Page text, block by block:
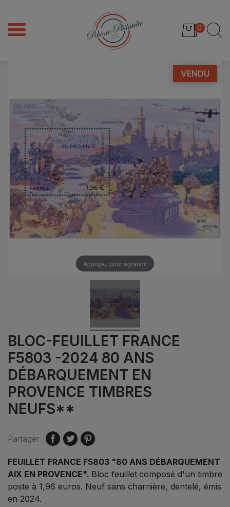
0
VENDU
Appuyez pour agrandir
BLOC-FEUILLET FRANCE
F5803 -2024 80 ANS
DÉBARQUEMENT EN
PROVENCE TIMBRES
NEUFS**
Partager
FEUILLET FRANCE F5803 "80 ANS DÉBARQUEMENT
AIX EN PROVENCE". Bloc feuillet composé d'un timbre
poste à 1,96 euros. Neuf sans charnière, dentelé, émis
en 2024.